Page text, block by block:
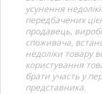
усунення
передбачених
продавець,
споживача,
недоліки товару
користування
брати участь у
представника.